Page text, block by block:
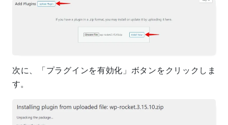
次に、「プラグインを有効化」ボタンをクリックしま
す。